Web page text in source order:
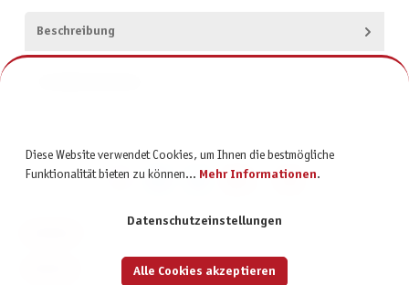
Beschreibung
Diese Website verwendet Cookies, um Ihnen die bestmögliche
Funktionalität bieten zu können... Mehr Informationen.
Datenschutzeinstellungen
Alle Cookies akzeptieren